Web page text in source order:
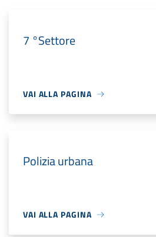
7 °Settore
VAI ALLA PAGINA
Polizia urbana
VAI ALLA PAGINA